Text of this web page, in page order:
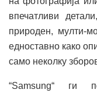
впечатливи
природен, мулти-
едноставно како
само неколку
“Samsung“ ги